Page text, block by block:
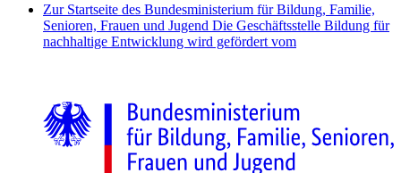
Zur Startseite des Bundesministerium für Bildung, Familie,
Senioren, Frauen und Jugend Die Geschäftsstelle Bildung für
nachhaltige Entwicklung wird gefördert vom